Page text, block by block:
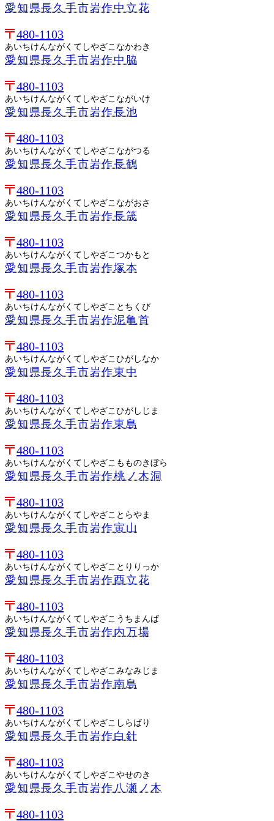
愛知県長久手市岩作中立花
480-1103
あいちけんながくてしやざこなかわき
愛知県長久手市岩作中脇
480-1103
あいちけんながくてしやざこながいけ
愛知県長久手市岩作長池
480-1103
あいちけんながくてしやざこながつる
愛知県長久手市岩作長鶴
480-1103
あいちけんながくてしやざこながおさ
愛知県長久手市岩作長筬
480-1103
あいちけんながくてしやざこつかもと
愛知県長久手市岩作塚本
480-1103
あいちけんながくてしやざことちくび
愛知県長久手市岩作泥亀首
480-1103
あいちけんながくてしやざこひがしなか
愛知県長久手市岩作東中
480-1103
あいちけんながくてしやざこひがしじま
愛知県長久手市岩作東島
480-1103
あいちけんながくてしやざこもものきぼら
愛知県長久手市岩作桃ノ木洞
480-1103
あいちけんながくてしやざことらやま
愛知県長久手市岩作寅山
480-1103
あいちけんながくてしやざことりりっか
愛知県長久手市岩作酉立花
480-1103
あいちけんながくてしやざこうちまんば
愛知県長久手市岩作内万場
480-1103
あいちけんながくてしやざこみなみじま
愛知県長久手市岩作南島
480-1103
あいちけんながくてしやざこしらばり
愛知県長久手市岩作白針
480-1103
あいちけんながくてしやざこやせのき
愛知県長久手市岩作八瀬ノ木
480-1103